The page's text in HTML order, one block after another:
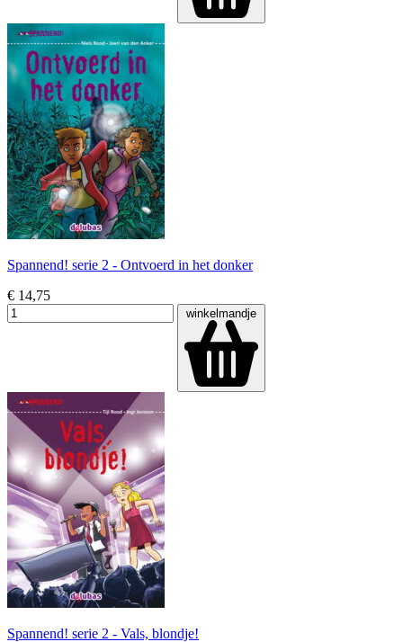
Spannend! serie 2 - Ontvoerd in het donker
€ 14,75
winkelmandje
Spannend! serie 2 - Vals, blondje!